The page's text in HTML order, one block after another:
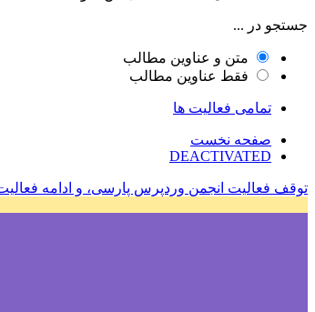
جستجو در ...
متن و عناوین مطالب
فقط عناوین مطالب
تمامی فعالیت ها
صفحه نخست
DEACTIVATED
توقف فعالیت انجمن وردپرس پارسی، و ادامه